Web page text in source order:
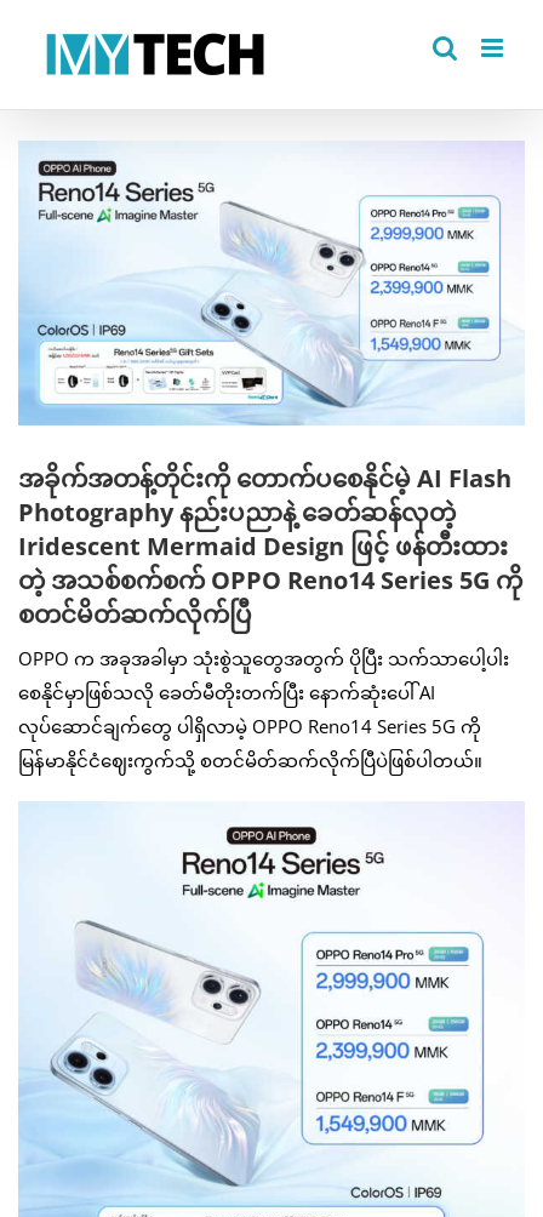
View
Larger
Image
အခိုက်အတန့်တိုင်းကို တောက်ပစေနိုင်မဲ့ AI Flash
Photography နည်းပညာနဲ့ ခေတ်ဆန်လှတဲ့
Iridescent Mermaid Design ဖြင့် ဖန်တီးထား
တဲ့ အသစ်စက်စက် OPPO Reno14 Series 5G ကို
စတင်မိတ်ဆက်လိုက်ပြီ
OPPO က အခုအခါမှာ သုံးစွဲသူတွေအတွက် ပိုပြီး သက်သာပေါ့ပါး
စေနိုင်မှာဖြစ်သလို ခေတ်မီတိုးတက်ပြီး နောက်ဆုံးပေါ်‌ AI
လုပ်ဆောင်ချက်တွေ ပါရှိလာမဲ့ OPPO Reno14 Series 5G ကို
မြန်မာနိုင်ငံဈေးကွက်သို့ စတင်မိတ်ဆက်လိုက်ပြီပဲဖြစ်ပါတယ်။